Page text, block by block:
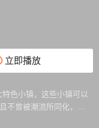
立即播放
色小镇，这些小镇可以
不曾被潮流所同化，没
将以小镇为背景，展开